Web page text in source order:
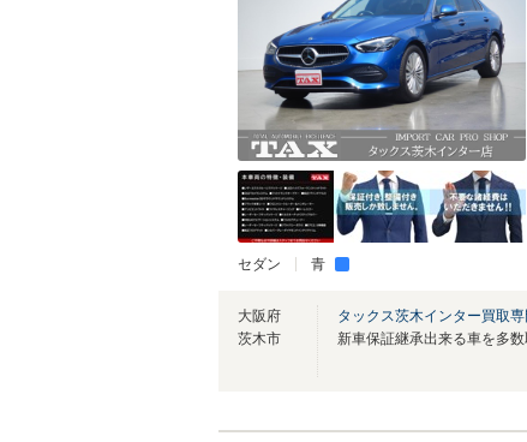
セダン 青
大阪府
茨木市
タックス茨木インター買取